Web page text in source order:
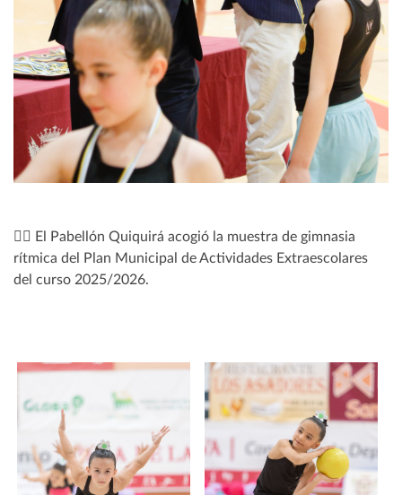
🤸‍♀️ El Pabellón Quiquirá acogió la muestra de gimnasia
rítmica del Plan Municipal de Actividades Extraescolares
del curso 2025/2026.